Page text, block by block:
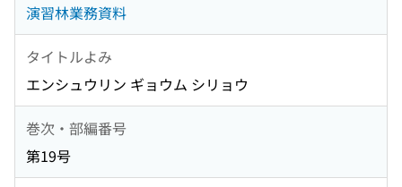
演習林業務資料
タイトルよみ
エンシュウリン ギョウム シリョウ
巻次・部編番号
第19号